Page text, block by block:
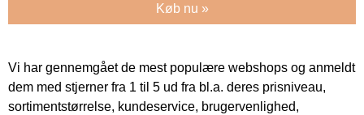
Køb nu »
Vi har gennemgået de mest populære webshops og anmeldt
dem med stjerner fra 1 til 5 ud fra bl.a. deres prisniveau,
sortimentstørrelse, kundeservice, brugervenlighed,